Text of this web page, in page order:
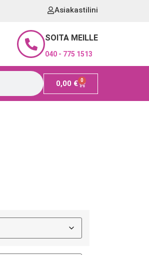
Asiakastilini
SOITA MEILLE
040 - 775 1513
0,00 € 0